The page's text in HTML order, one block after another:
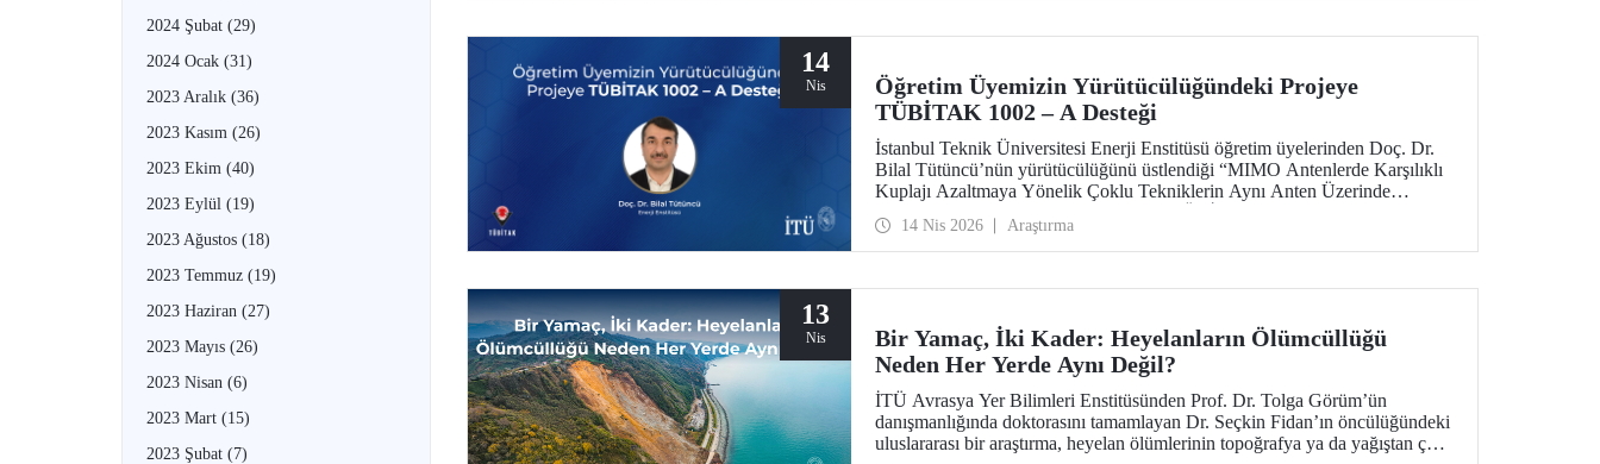
2024 Şubat (29)
2024 Ocak (31)
2023 Aralık (36)
2023 Kasım (26)
2023 Ekim (40)
2023 Eylül (19)
2023 Ağustos (18)
2023 Temmuz (19)
2023 Haziran (27)
2023 Mayıs (26)
2023 Nisan (6)
2023 Mart (15)
2023 Şubat (7)
14
Nis
Öğretim Üyemizin Yürütücülüğündeki Projeye
TÜBİTAK 1002 – A Desteği
İstanbul Teknik Üniversitesi Enerji Enstitüsü öğretim üyelerinden Doç. Dr.
Bilal Tütüncü’nün yürütücülüğünü üstlendiği “MIMO Antenlerde Karşılıklı
Kuplajı Azaltmaya Yönelik Çoklu Tekniklerin Aynı Anten Üzerinde
Programı kapsamında desteklenmeye hak kazandı.
14 Nis 2026 Araştırma
13
Nis
Bir Yamaç, İki Kader: Heyelanların Ölümcüllüğü
Neden Her Yerde Aynı Değil?
İTÜ Avrasya Yer Bilimleri Enstitüsünden Prof. Dr. Tolga Görüm’ün
danışmanlığında doktorasını tamamlayan Dr. Seçkin Fidan’ın öncülüğündeki
uluslararası bir araştırma, heyelan ölümlerinin topoğrafya ya da yağıştan çok,